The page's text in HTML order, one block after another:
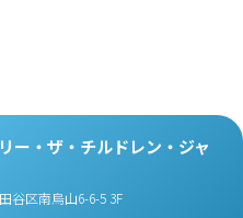
ー・ザ・チルドレン・ジャ
谷区南烏山6-6-5 3F